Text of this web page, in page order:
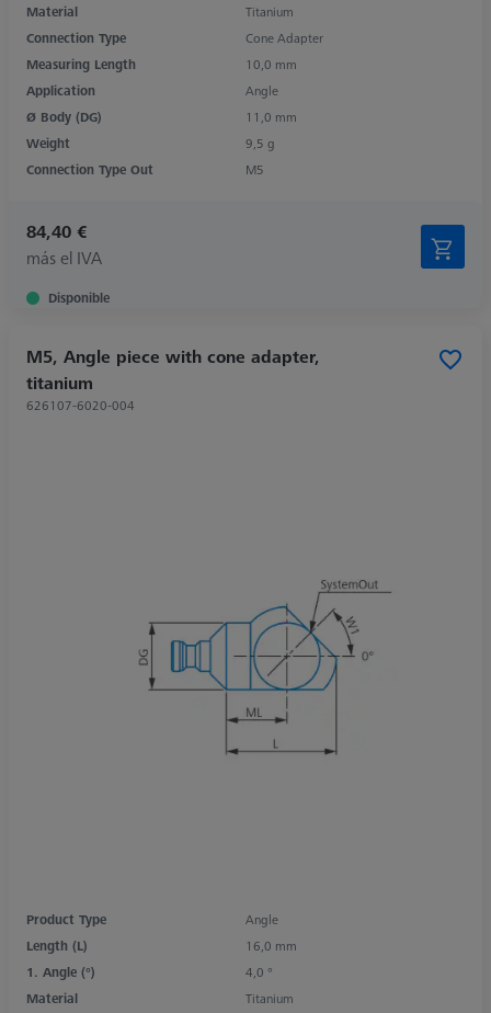
Material
Titanium
Connection Type
Cone Adapter
Measuring Length
10,0 mm
Application
Angle
Ø Body (DG)
11,0 mm
Weight
9,5 g
Connection Type Out
M5
84,40 €
más el IVA
Disponible
M5, Angle piece with cone adapter,
titanium
626107-6020-004
Product Type
Angle
Length (L)
16,0 mm
1. Angle (°)
4,0 °
Material
Titanium